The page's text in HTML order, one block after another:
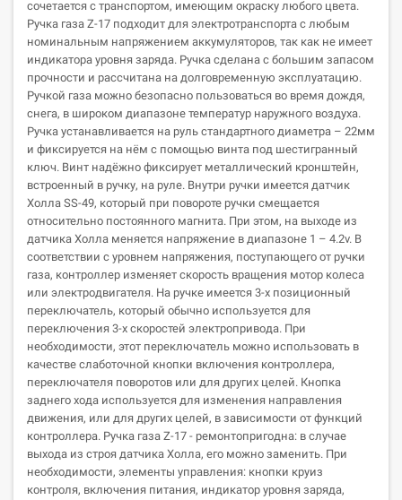
сочетается с транспортом, имеющим окраску любого цвета.
Ручка газа Z-17 подходит для электротранспорта с любым
номинальным напряжением аккумуляторов, так как не имеет
индикатора уровня заряда. Ручка сделана с большим запасом
прочности и рассчитана на долговременную эксплуатацию.
Ручкой газа можно безопасно пользоваться во время дождя,
снега, в широком диапазоне температур наружного воздуха.
Ручка устанавливается на руль стандартного диаметра – 22мм
и фиксируется на нём с помощью винта под шестигранный
ключ. Винт надёжно фиксирует металлический кронштейн,
встроенный в ручку, на руле. Внутри ручки имеется датчик
Холла SS-49, который при повороте ручки смещается
относительно постоянного магнита. При этом, на выходе из
датчика Холла меняется напряжение в диапазоне 1 – 4.2v. В
соответствии с уровнем напряжения, поступающего от ручки
газа, контроллер изменяет скорость вращения мотор колеса
или электродвигателя. На ручке имеется 3-х позиционный
переключатель, который обычно используется для
переключения 3-х скоростей электропривода. При
необходимости, этот переключатель можно использовать в
качестве слаботочной кнопки включения контроллера,
переключателя поворотов или для других целей. Кнопка
заднего хода используется для изменения направления
движения, или для других целей, в зависимости от функций
контроллера. Ручка газа Z-17 - ремонтопригодна: в случае
выхода из строя датчика Холла, его можно заменить. При
необходимости, элементы управления: кнопки круиз
контроля, включения питания, индикатор уровня заряда,